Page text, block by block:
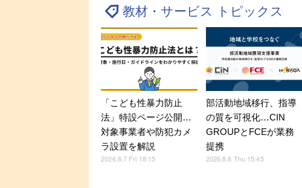
教材・サービス トピックス
「こども性暴力防止
法」特設ページ公開…
対象事業者や防犯カメ
ラ設置を解説
2026.8.7 Fri 18:15
部活動地域移行、指導
の質を可視化…CIN
GROUPとFCEが業務
提携
2026.8.6 Thu 15:45